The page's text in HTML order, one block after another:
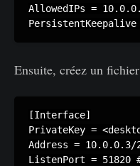
AllowedIPs =
Ensuite, créez un
[Interface]
PrivateKey =
Address =
ListenPort =